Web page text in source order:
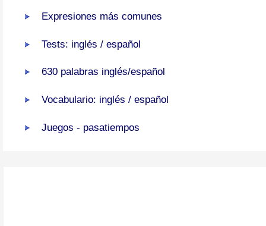
Expresiones más comunes
Tests: inglés / español
630 palabras inglés/español
Vocabulario: inglés / español
Juegos - pasatiempos